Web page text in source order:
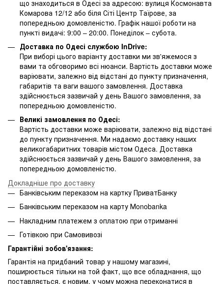
що знаходиться в Одесі за адресою: вулиця Космонавта
Комарова 12/12 або біля Сіті Центр Таїрове, за
попередньою домовленістю. Графік нашої роботи на
пункті видачі: 9:00 – 20:00. Понеділок – субота.
Доставка по Одесі службою InDrive:
При виборі цього варіанту доставки ми зв'яжемося з
вами та обговоримо всі нюанси. Вартість доставки може
варіювати, залежно від відстані до пункту призначення,
габаритів та ваги вашого замовлення. Доставка
здійснюється зазвичай у день Вашого замовлення, за
попередньою домовленістю.
Великі замовлення по Одесі:
Вартість доставки може варіювати, залежно від відстані
до пункту призначення. Ми надаємо доставку наших
великогабаритних товарів містом Одеса. Доставка
здійснюється зазвичай у день Вашого замовлення, за
попередньою домовленістю.
Докладніше про доставку
Банківським переказом на картку ПриватБанку
Банківським переказом на карту Мonobanka
Накладним платежем з оплатою при отриманні
Готівкою при Самовивозі
Гарантійні зобов'язання:
Гарантія на придбаний товар у нашому магазині,
поширюється тільки на той факт, що все обладнання, що
поставляється, є новим, у чому можна переконатися в